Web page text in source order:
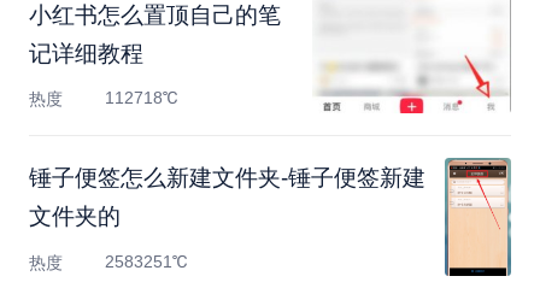
小红书怎么置顶自己的笔
记详细教程
热度 112718℃
锤子便签怎么新建文件夹-锤子便签新建
文件夹的
热度 2583251℃